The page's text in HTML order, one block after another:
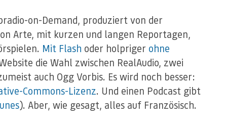
on-Demand, produziert von der
Arte, mit kurzen und langen Reportagen,
Mit Flash oder holpriger ohne
die Wahl zwischen RealAudio, zwei
auch Ogg Vorbis. Es wird noch besser:
Commons-Lizenz. Und einen Podcast gibt
). Aber, wie gesagt, alles auf Französisch.